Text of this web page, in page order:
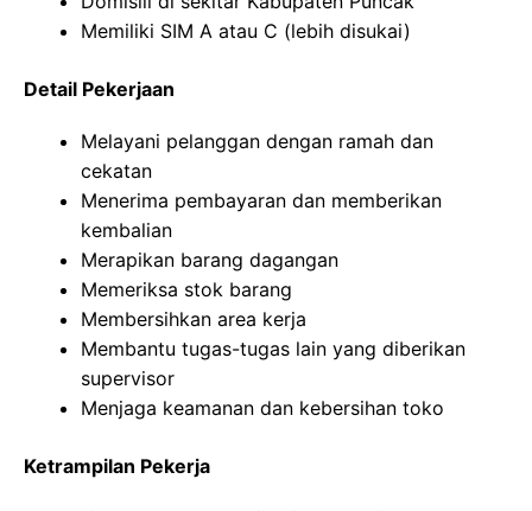
Memiliki SIM A atau C (lebih disukai)
Detail Pekerjaan
Melayani pelanggan dengan ramah dan
cekatan
Menerima pembayaran dan memberikan
kembalian
Merapikan barang dagangan
Memeriksa stok barang
Membersihkan area kerja
Membantu tugas-tugas lain yang diberikan
supervisor
Menjaga keamanan dan kebersihan toko
Ketrampilan Pekerja